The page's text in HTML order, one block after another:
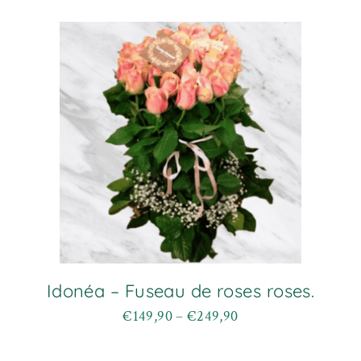
€249,90
Les
options
peuvent
être
choisies
sur
la
page
du
produit
Idonéa – Fuseau de roses roses.
€149,90–€249,90
Plage